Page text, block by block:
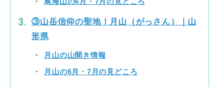
③山岳信仰の聖地！月山（がっさん）｜山
形県
月山の山開き情報
月山の6月・7月の見どころ